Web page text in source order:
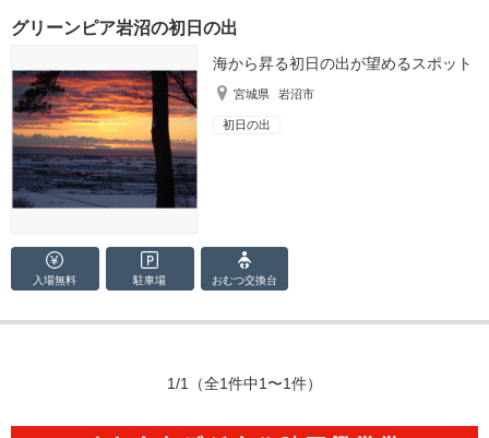
グリーンピア岩沼の初日の出
海から昇る初日の出が望めるスポット
宮城県 岩沼市
初日の出
入場無料 駐車場 おむつ交換台
1/1 （全1件中1〜1件）